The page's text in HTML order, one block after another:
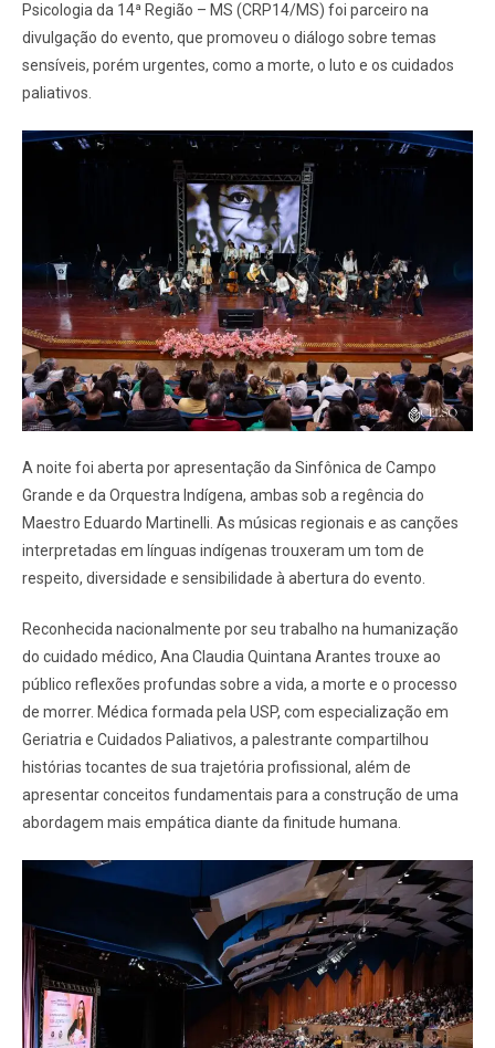
Psicologia da 14ª Região – MS (CRP14/MS) foi parceiro na
divulgação do evento, que promoveu o diálogo sobre temas
sensíveis, porém urgentes, como a morte, o luto e os cuidados
paliativos.
A noite foi aberta por apresentação da Sinfônica de Campo
Grande e da Orquestra Indígena, ambas sob a regência do
Maestro Eduardo Martinelli. As músicas regionais e as canções
interpretadas em línguas indígenas trouxeram um tom de
respeito, diversidade e sensibilidade à abertura do evento.
Reconhecida nacionalmente por seu trabalho na humanização
do cuidado médico, Ana Claudia Quintana Arantes trouxe ao
público reflexões profundas sobre a vida, a morte e o processo
de morrer. Médica formada pela USP, com especialização em
Geriatria e Cuidados Paliativos, a palestrante compartilhou
histórias tocantes de sua trajetória profissional, além de
apresentar conceitos fundamentais para a construção de uma
abordagem mais empática diante da finitude humana.